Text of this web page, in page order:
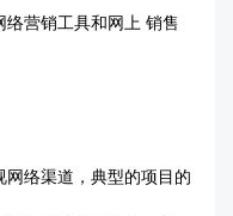
络营销工具和网上 销售
网络渠道，典型的项目的